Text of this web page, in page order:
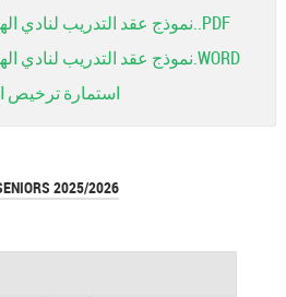
نموذج عقد التدريب لنادي الهواة موسم 2026_2027..PDF
نموذج عقد التدريب لنادي الهواة موسم 2026_2027.WORD
استمارة ترخيص
2025/2026